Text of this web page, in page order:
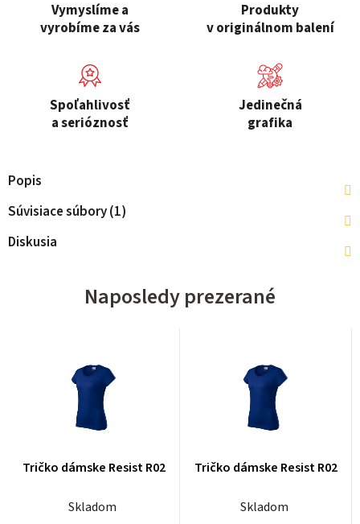
Vymyslíme a
vyrobíme za vás
Produkty
v originálnom balení
Spoľahlivosť
a serióznosť
Jedinečná
grafika
Popis
Súvisiace súbory (1)
Diskusia
Naposledy prezerané
Tričko dámske Resist R02
Skladom
Tričko dámske Resist R02
Skladom